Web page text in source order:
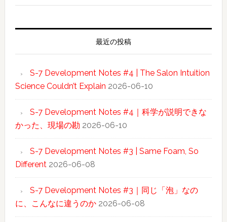
最近の投稿
S-7 Development Notes #4 | The Salon Intuition
Science Couldn’t Explain 2026-06-10
S-7 Development Notes #4｜科学が説明できな
かった、現場の勘 2026-06-10
S-7 Development Notes #3 | Same Foam, So
Different 2026-06-08
S-7 Development Notes #3｜同じ「泡」なの
に、こんなに違うのか 2026-06-08